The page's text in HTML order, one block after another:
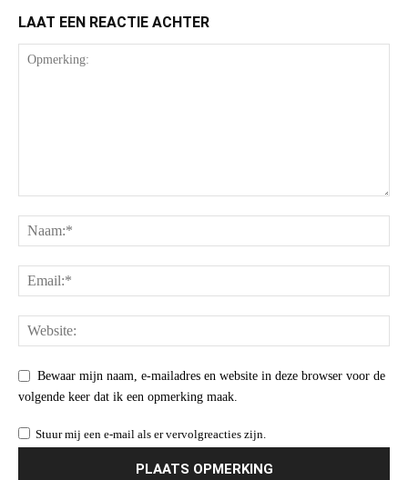
LAAT EEN REACTIE ACHTER
Bewaar mijn naam, e-mailadres en website in deze browser voor de
volgende keer dat ik een opmerking maak.
Stuur mij een e-mail als er vervolgreacties zijn.